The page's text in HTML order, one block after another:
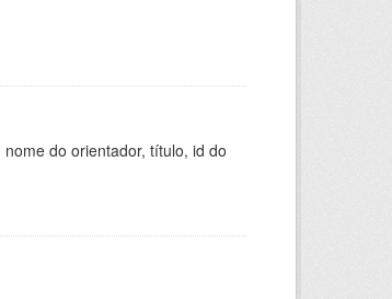
do orientador, título, id do